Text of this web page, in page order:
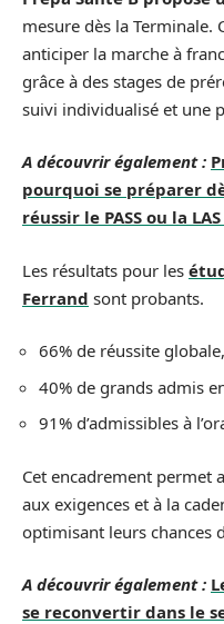
mesure dès la Terminale.
anticiper la marche à
grâce à des stages de
suivi individualisé et une
A découvrir également :
pourquoi se préparer
réussir le PASS ou la LAS
Les résultats pour les
Ferrand sont probants.
66% de réussite globale,
40% de grands admis
91% d’admissibles à
Cet encadrement permet
aux exigences et à la
optimisant leurs chances
A découvrir également :
se reconvertir dans le